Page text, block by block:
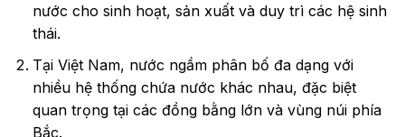
nước cho sinh hoạt, sản xuất và duy trì các hệ sinh
thái.
Tại Việt Nam, nước ngầm phân bố đa dạng với
nhiều hệ thống chứa nước khác nhau, đặc biệt
quan trọng tại các đồng bằng lớn và vùng núi phía
Bắc.